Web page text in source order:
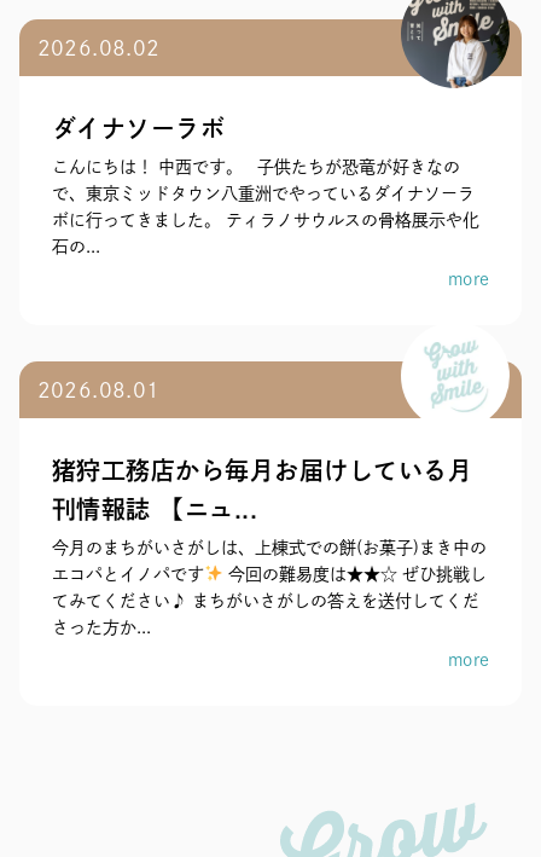
2026.08.02
ダイナソーラボ
こんにちは！ 中西です。 子供たちが恐竜が好きなの
で、東京ミッドタウン八重洲でやっているダイナソーラ
ボに行ってきました。 ティラノサウルスの骨格展示や化
石の...
more
2026.08.01
猪狩工務店から毎月お届けしている月
刊情報誌 【ニュ...
今月のまちがいさがしは、上棟式での餅(お菓子)まき中の
エコパとイノパです
今回の難易度は★★☆ ぜひ挑戦し
てみてください♪ まちがいさがしの答えを送付してくだ
さった方か...
more